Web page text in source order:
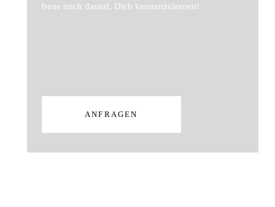
freue mich darauf, Dich kennenzulernen!
ANFRAGEN